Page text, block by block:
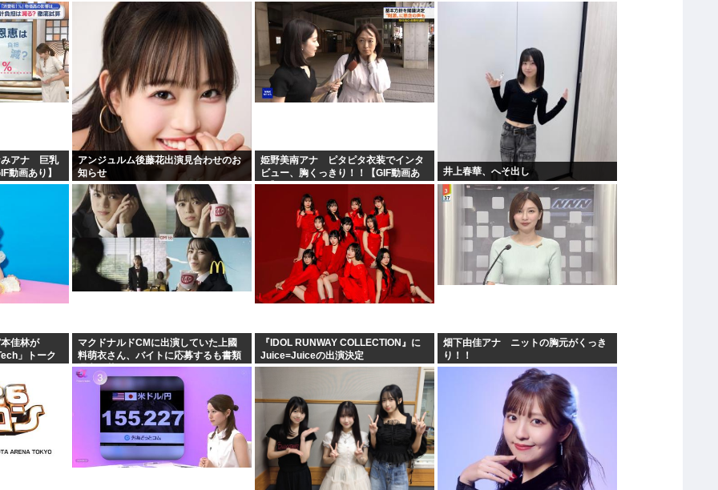
む
みアナ 巨乳
動画あり】
アンジュルム後藤花出演見合わせのお
知らせ
姫野美南アナ ピタピタ衣装でインタ
ビュー、胸くっきり！！【GIF動画あ
り】
井上春華、へそ出し
佳林が
」トーク
マクドナルドCMに出演していた上國
料萌衣さん、バイトに応募するも書類
選考で落ちる
『IDOL RUNWAY COLLECTION』に
Juice=Juiceの出演決定
畑下由佳アナ ニットの胸元がくっき
り！！